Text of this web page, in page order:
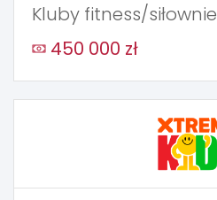
Kluby fitness/siłownie
450 000 zł